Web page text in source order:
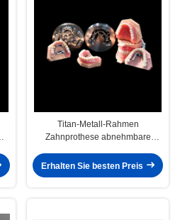
Titan-Metall-Rahmen
Zahnprothese abnehmbare
Erhalten Sie besten Preis